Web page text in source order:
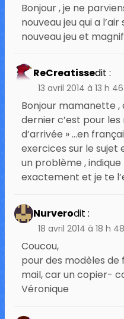
Bonjour , je ne
nouveau jeu qui a
nouveau jeu et
ReCreatissedit :
13 avril 2014 à 13 h
Bonjour mamanette ,
dernier c’est pour les
d’arrivée » …en
exercices sur le sujet
un problème ,
exactement et je te
Nurverodit :
18 avril 2014 à 18 h
Coucou,
pour des modèles de
mail, car un copier-
Véronique